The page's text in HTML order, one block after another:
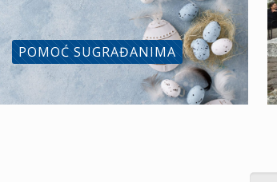
POMOĆ SUGRAĐANIMA